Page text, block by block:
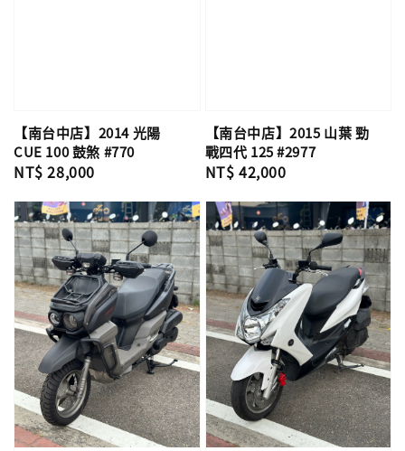
【南台中店】2014 光陽
CUE 100 鼓煞 #770
Regular
NT$ 28,000
【南台中店】2015 山葉 勁
戰四代 125 #2977
Regular
NT$ 42,000